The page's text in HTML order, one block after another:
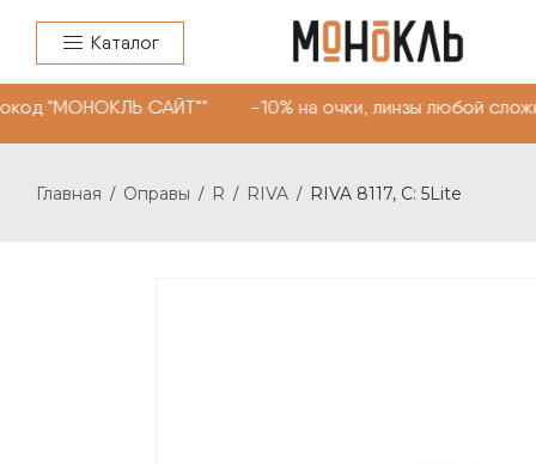
Каталог
САЙТ"" -10% на очки, линзы любой
Главная / Оправы / R / RIVA / RIVA 8117, С: 5Lite